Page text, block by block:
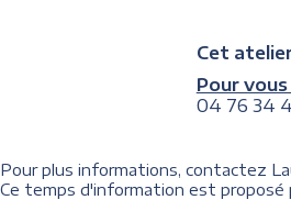
Cet
Pour
04 76 34
Pour plus informations, contactez
Ce temps d'information est proposé